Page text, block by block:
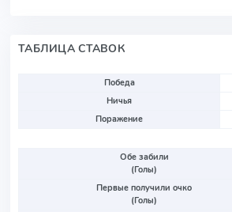
ТАБЛИЦА СТАВОК
Победа
Ничья
Поражение
Обе забили
(Голы)
Первые получили очко
(Голы)